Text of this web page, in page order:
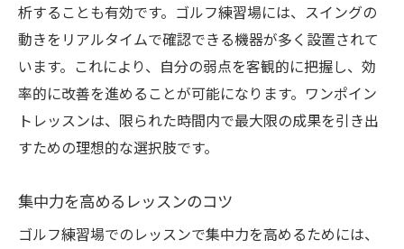
析することも有効です。ゴルフ練習場には、スイングの
動きをリアルタイムで確認できる機器が多く設置されて
います。これにより、自分の弱点を客観的に把握し、効
率的に改善を進めることが可能になります。ワンポイン
トレッスンは、限られた時間内で最大限の成果を引き出
すための理想的な選択肢です。
集中力を高めるレッスンのコツ
ゴルフ練習場でのレッスンで集中力を高めるためには、